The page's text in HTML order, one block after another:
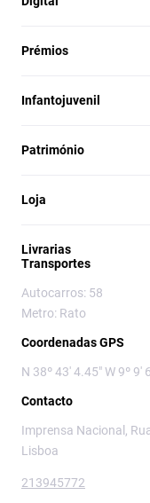
Prémios
Infantojuvenil
Património
Loja
Livrarias
Transportes
Autocarros: 58
Metro: Rato
Coordenadas GPS
N 38º 43' 4.45" W 9º 9'
Contacto
Imprensa Nacional,
Lisboa
213945772